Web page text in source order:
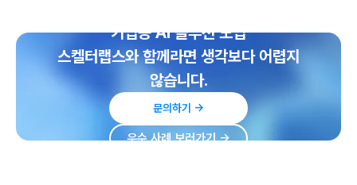
기업용 AI 솔루션 도입
스켈터랩스와 함께라면 생각보다 어렵지
않습니다.
문의하기 →
우수 사례 보러가기 →